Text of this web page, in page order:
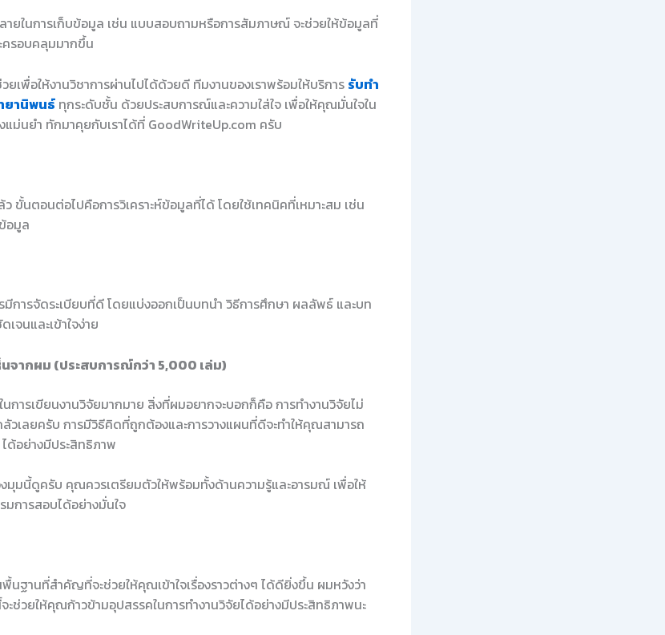
ายในการเก็บข้อมูล เช่น แบบสอบถามหรือการสัมภาษณ์ จะช่วยให้ข้อมูลที่
ครอบคลุมมากขึ้น
เพื่อให้งานวิชาการผ่านไปได้ด้วยดี ทีมงานของเราพร้อมให้บริการ รับทำ
ยานิพนธ์ ทุกระดับชั้น ด้วยประสบการณ์และความใส่ใจ เพื่อให้คุณมั่นใจใน
ม่นยำ ทักมาคุยกับเราได้ที่ GoodWriteUp.com ครับ
ขั้นตอนต่อไปคือการวิเคราะห์ข้อมูลที่ได้ โดยใช้เทคนิคที่เหมาะสม เช่น
อมูล
มีการจัดระเบียบที่ดี โดยแบ่งออกเป็นบทนำ วิธีการศึกษา ผลลัพธ์ และบท
จนและเข้าใจง่าย
จากผม (ประสบการณ์กว่า 5,000 เล่ม)
การเขียนงานวิจัยมากมาย สิ่งที่ผมอยากจะบอกก็คือ การทำงานวิจัยไม่
ลัวเลยครับ การมีวิธีคิดที่ถูกต้องและการวางแผนที่ดีจะทำให้คุณสามารถ
ด้อย่างมีประสิทธิภาพ
มุมนี้ดูครับ คุณควรเตรียมตัวให้พร้อมทั้งด้านความรู้และอารมณ์ เพื่อให้
การสอบได้อย่างมั่นใจ
นฐานที่สำคัญที่จะช่วยให้คุณเข้าใจเรื่องราวต่างๆ ได้ดียิ่งขึ้น ผมหวังว่า
ช่วยให้คุณก้าวข้ามอุปสรรคในการทำงานวิจัยได้อย่างมีประสิทธิภาพนะ